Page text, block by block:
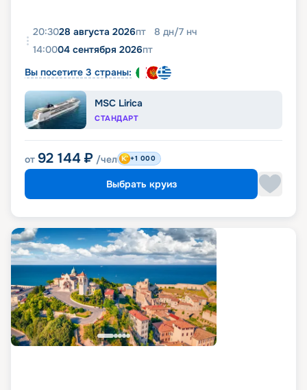
20:3028 августа 2026пт 8 дн/7 нч
14:0004 сентября 2026пт
Вы посетите 3 страны:
MSC Lirica
СТАНДАРТ
от 92 144 ₽ /чел +1 000
Выбрать круиз